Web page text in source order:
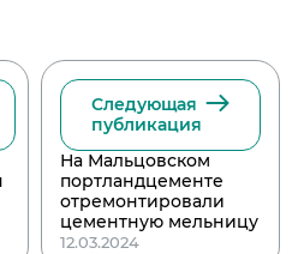
Следующая
публикация
На Мальцовском
портландцементе
отремонтировали
цементную мельницу
12.03.2024